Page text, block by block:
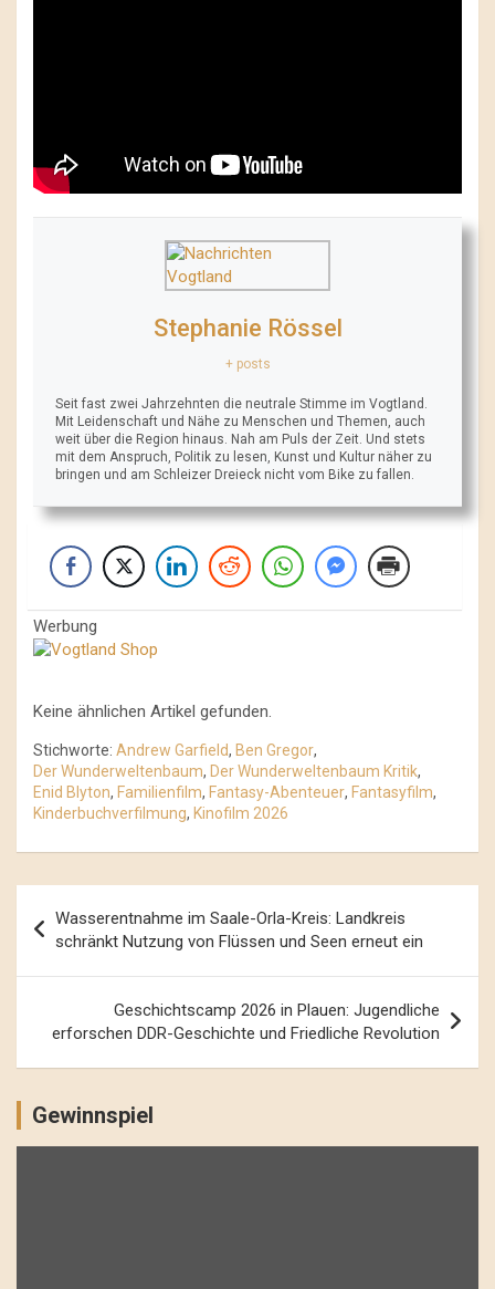
Stephanie Rössel
+ posts
Seit fast zwei Jahrzehnten die neutrale Stimme im Vogtland.
Mit Leidenschaft und Nähe zu Menschen und Themen, auch
weit über die Region hinaus. Nah am Puls der Zeit. Und stets
mit dem Anspruch, Politik zu lesen, Kunst und Kultur näher zu
bringen und am Schleizer Dreieck nicht vom Bike zu fallen.
Werbung
Keine ähnlichen Artikel gefunden.
Stichworte: Andrew Garfield, Ben Gregor,
Der Wunderweltenbaum, Der Wunderweltenbaum Kritik,
Enid Blyton, Familienfilm, Fantasy-Abenteuer, Fantasyfilm,
Kinderbuchverfilmung, Kinofilm 2026
Navigation
Wasserentnahme im Saale-Orla-Kreis: Landkreis
schränkt Nutzung von Flüssen und Seen erneut ein
Geschichtscamp 2026 in Plauen: Jugendliche
erforschen DDR-Geschichte und Friedliche Revolution
Gewinnspiel